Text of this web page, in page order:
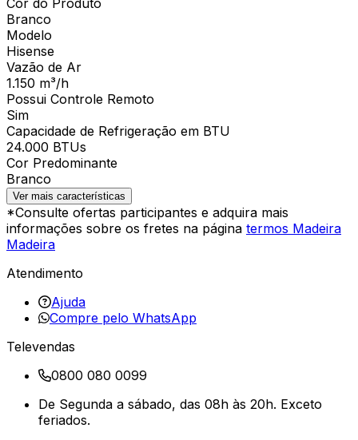
Branco
Modelo
Hisense
Vazão de Ar
1.150 m³/h
Possui Controle Remoto
Sim
Capacidade de Refrigeração em BTU
24.000 BTUs
Cor Predominante
Branco
Ver mais características
*Consulte ofertas participantes e adquira mais
informações sobre os fretes na página termos Madeira
Madeira
Atendimento
Ajuda
Compre pelo WhatsApp
Televendas
0800 080 0099
De Segunda a sábado, das 08h às 20h. Exceto
feriados.